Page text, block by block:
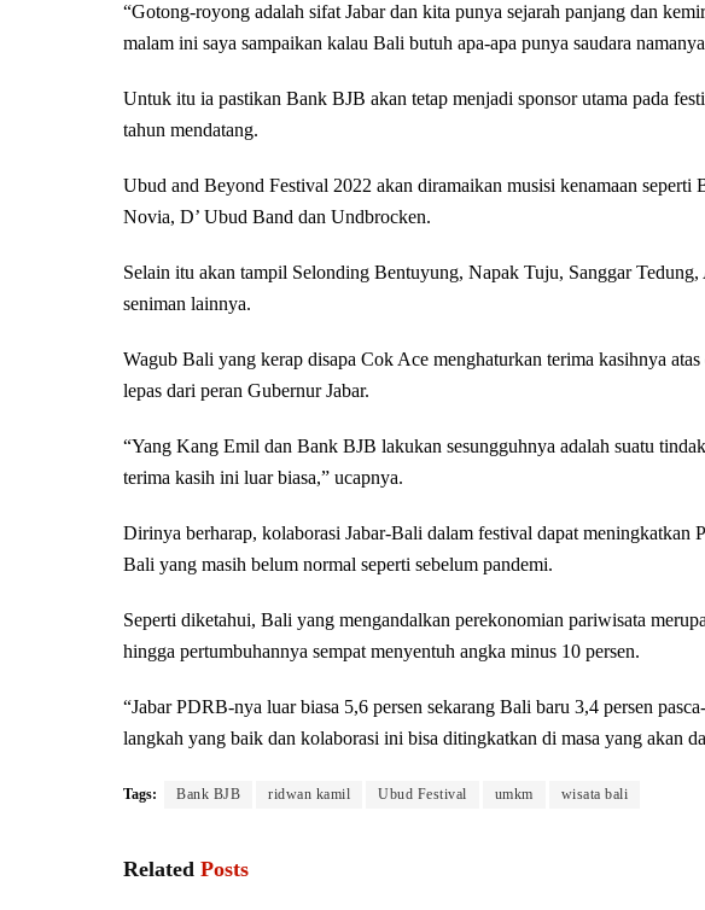
“Gotong-royong adalah sifat Jabar dan kita punya sejarah panjang dan
malam ini saya sampaikan kalau Bali butuh apa-apa punya saudara
Untuk itu ia pastikan Bank BJB akan tetap menjadi sponsor utama pada
tahun mendatang.
Ubud and Beyond Festival 2022 akan diramaikan musisi kenamaan
Novia, D’ Ubud Band dan Undbrocken.
Selain itu akan tampil Selonding Bentuyung, Napak Tuju, Sanggar
seniman lainnya.
Wagub Bali yang kerap disapa Cok Ace menghaturkan terima kasihnya
lepas dari peran Gubernur Jabar.
“Yang Kang Emil dan Bank BJB lakukan sesungguhnya adalah suatu
terima kasih ini luar biasa,” ucapnya.
Dirinya berharap, kolaborasi Jabar-Bali dalam festival dapat
Bali yang masih belum normal seperti sebelum pandemi.
Seperti diketahui, Bali yang mengandalkan perekonomian pariwisata
hingga pertumbuhannya sempat menyentuh angka minus 10 persen.
“Jabar PDRB-nya luar biasa 5,6 persen sekarang Bali baru 3,4 persen
langkah yang baik dan kolaborasi ini bisa ditingkatkan di masa yang akan
Tags: Bank BJB ridwan kamil Ubud Festival umkm wisata bali
Related Posts